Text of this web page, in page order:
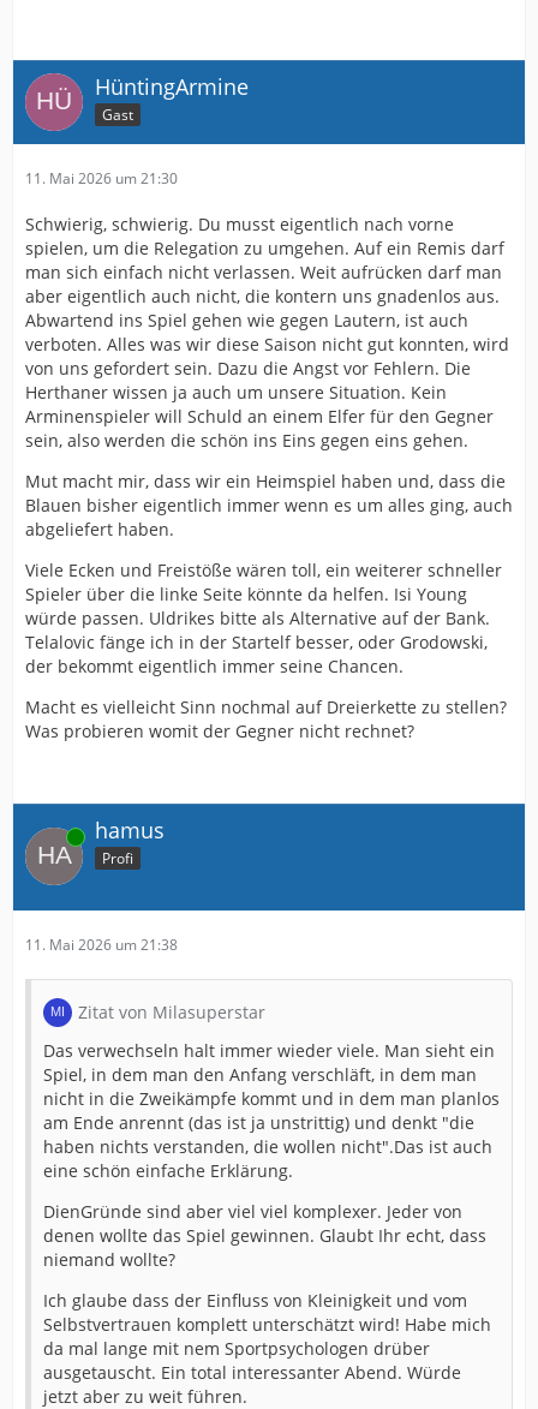
HüntingArmine
Gast
11. Mai 2026 um 21:30
Schwierig, schwierig. Du musst eigentlich nach vorne
spielen, um die Relegation zu umgehen. Auf ein Remis darf
man sich einfach nicht verlassen. Weit aufrücken darf man
aber eigentlich auch nicht, die kontern uns gnadenlos aus.
Abwartend ins Spiel gehen wie gegen Lautern, ist auch
verboten. Alles was wir diese Saison nicht gut konnten, wird
von uns gefordert sein. Dazu die Angst vor Fehlern. Die
Herthaner wissen ja auch um unsere Situation. Kein
Arminenspieler will Schuld an einem Elfer für den Gegner
sein, also werden die schön ins Eins gegen eins gehen.
Mut macht mir, dass wir ein Heimspiel haben und, dass die
Blauen bisher eigentlich immer wenn es um alles ging, auch
abgeliefert haben.
Viele Ecken und Freistöße wären toll, ein weiterer schneller
Spieler über die linke Seite könnte da helfen. Isi Young
würde passen. Uldrikes bitte als Alternative auf der Bank.
Telalovic fänge ich in der Startelf besser, oder Grodowski,
der bekommt eigentlich immer seine Chancen.
Macht es vielleicht Sinn nochmal auf Dreierkette zu stellen?
Was probieren womit der Gegner nicht rechnet?
Online hamus
Profi
11. Mai 2026 um 21:38
Zitat von Milasuperstar
Das verwechseln halt immer wieder viele. Man sieht ein
Spiel, in dem man den Anfang verschläft, in dem man
nicht in die Zweikämpfe kommt und in dem man planlos
am Ende anrennt (das ist ja unstrittig) und denkt "die
haben nichts verstanden, die wollen nicht".Das ist auch
eine schön einfache Erklärung.
DienGründe sind aber viel viel komplexer. Jeder von
denen wollte das Spiel gewinnen. Glaubt Ihr echt, dass
niemand wollte?
Ich glaube dass der Einfluss von Kleinigkeit und vom
Selbstvertrauen komplett unterschätzt wird! Habe mich
da mal lange mit nem Sportpsychologen drüber
ausgetauscht. Ein total interessanter Abend. Würde
jetzt aber zu weit führen.